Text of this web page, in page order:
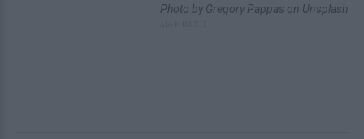
Photo by Gregory Pappas on Unsplash